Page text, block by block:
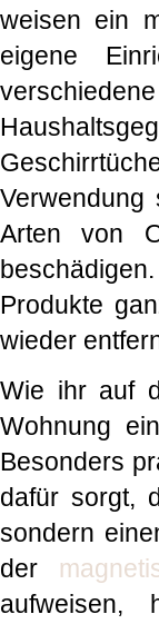
weisen ein
eigene
Arten von
Produkte
wieder
Wie ihr auf
Wohnung
Besonders
dafür sorgt,
sondern
der
aufweisen,